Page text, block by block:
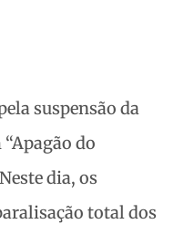
suspensão da
do
dia, os
total dos